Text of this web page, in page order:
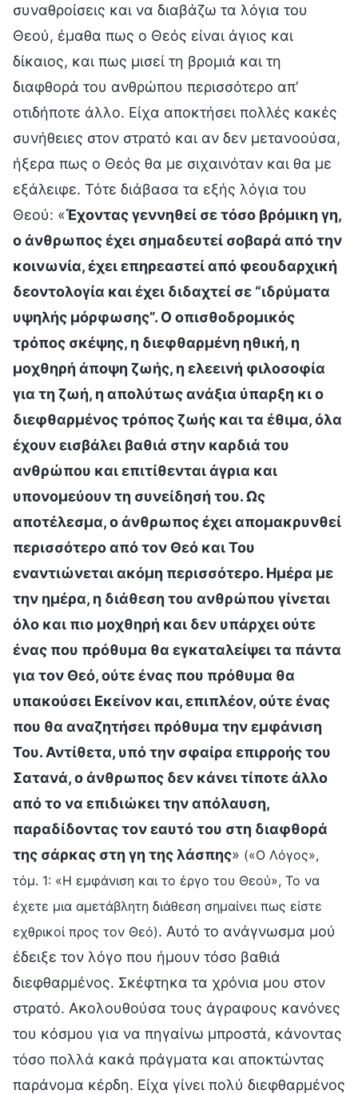
συναθροίσεις και να διαβάζω τα λόγια του
Θεού, έμαθα πως ο Θεός είναι άγιος και
δίκαιος, και πως μισεί τη βρομιά και τη
διαφθορά του ανθρώπου περισσότερο απ’
οτιδήποτε άλλο. Είχα αποκτήσει πολλές κακές
συνήθειες στον στρατό και αν δεν μετανοούσα,
ήξερα πως ο Θεός θα με σιχαινόταν και θα με
εξάλειφε. Τότε διάβασα τα εξής λόγια του
Θεού: «Έχοντας γεννηθεί σε τόσο βρόμικη γη,
ο άνθρωπος έχει σημαδευτεί σοβαρά από την
κοινωνία, έχει επηρεαστεί από φεουδαρχική
δεοντολογία και έχει διδαχτεί σε “ιδρύματα
υψηλής μόρφωσης”. Ο οπισθοδρομικός
τρόπος σκέψης, η διεφθαρμένη ηθική, η
μοχθηρή άποψη ζωής, η ελεεινή φιλοσοφία
για τη ζωή, η απολύτως ανάξια ύπαρξη κι ο
διεφθαρμένος τρόπος ζωής και τα έθιμα, όλα
έχουν εισβάλει βαθιά στην καρδιά του
ανθρώπου και επιτίθενται άγρια και
υπονομεύουν τη συνείδησή του. Ως
αποτέλεσμα, ο άνθρωπος έχει απομακρυνθεί
περισσότερο από τον Θεό και Του
εναντιώνεται ακόμη περισσότερο. Ημέρα με
την ημέρα, η διάθεση του ανθρώπου γίνεται
όλο και πιο μοχθηρή και δεν υπάρχει ούτε
ένας που πρόθυμα θα εγκαταλείψει τα πάντα
για τον Θεό, ούτε ένας που πρόθυμα θα
υπακούσει Εκείνον και, επιπλέον, ούτε ένας
που θα αναζητήσει πρόθυμα την εμφάνιση
Του. Αντίθετα, υπό την σφαίρα επιρροής του
Σατανά, ο άνθρωπος δεν κάνει τίποτε άλλο
από το να επιδιώκει την απόλαυση,
παραδίδοντας τον εαυτό του στη διαφθορά
της σάρκας στη γη της λάσπης» («Ο Λόγος»,
τόμ. 1: «Η εμφάνιση και το έργο του Θεού», Το να
έχετε μια αμετάβλητη διάθεση σημαίνει πως είστε
εχθρικοί προς τον Θεό). Αυτό το ανάγνωσμα μού
έδειξε τον λόγο που ήμουν τόσο βαθιά
διεφθαρμένος. Σκέφτηκα τα χρόνια μου στον
στρατό. Ακολουθούσα τους άγραφους κανόνες
του κόσμου για να πηγαίνω μπροστά, κάνοντας
τόσο πολλά κακά πράγματα και αποκτώντας
παράνομα κέρδη. Είχα γίνει πολύ διεφθαρμένος